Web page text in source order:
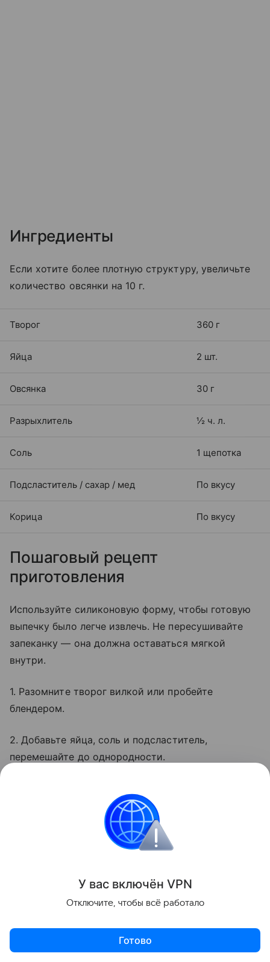
Ингредиенты
Если хотите более плотную структуру, увеличьте
количество овсянки на 10 г.
Творог 360 г
Яйца 2 шт.
Овсянка 30 г
Разрыхлитель ½ ч. л.
Соль 1 щепотка
Подсластитель / сахар / мед По вкусу
Корица По вкусу
Пошаговый рецепт
приготовления
Используйте силиконовую форму, чтобы готовую
выпечку было легче извлечь. Не пересушивайте
запеканку — она должна оставаться мягкой
внутри.
1. Разомните творог вилкой или пробейте
блендером.
2. Добавьте яйца, соль и подсластитель,
перемешайте до однородности.
У вас включён VPN
Отключите, чтобы всё работало
Готово